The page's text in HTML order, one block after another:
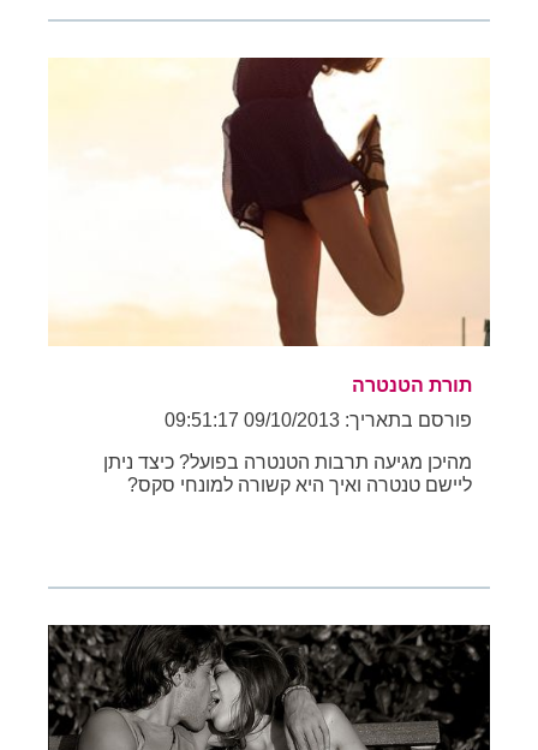
תורת הטנטרה
פורסם בתאריך: 09/10/2013 09:51:17
מהיכן מגיעה תרבות הטנטרה בפועל? כיצד ניתן
ליישם טנטרה ואיך היא קשורה למונחי סקס?